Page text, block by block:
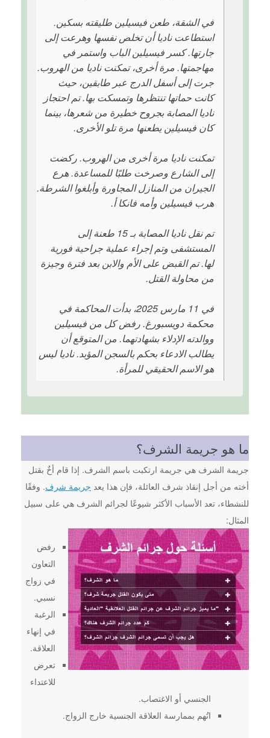
في الشقة، طعن فيسيلين طليقته بسكين.
استطاعت ناديا أن تخلص نفسها وهرعت إلى
جارتها. كسر فيسيلين الباب واستمر في
مهاجمتها. مرة أخرى، تمكنت ناديا من الهروب.
جرت إلى أسفل الدرج عبر طابقين، حيث
كانت حماتها تنتظرها وتمسكت بها. تم احتجاز
ناديا المصابة بجروح خطيرة من شعرها، بينما
كان فيسيلين يطعنها مرة تلو الأخرى.
تمكنت ناديا مرة أخرى من الهروب. ركضت
إلى الشارع وصرخت طلبًا للمساعدة. هرع
الجيران من المنازل المجاورة وأبلغوا الشرطة.
هرب فيسيلين وأمه فانكا أ.
تم نقل ناديا المصابة بـ 15 طعنة إلى
المستشفى وتم إجراء عملية جراحية فورية
لها. تم القبض على الأم والابن بعد فترة وجيزة
من محاولة القتل.
في 11 مارس 2025، بدأت المحاكمة في
محكمة دويسبورغ. رفض كل من فيسيلين
ووالدته الإدلاء بشهادتهما. من المتوقع أن
يطالب الادعاء بحكم بالسجن المؤبد. ناديا ليس
هو الاسم الحقيقي للمرأة.
ما هو جريمة الشرف؟
جريمة الشرف هي جريمة ارتكبت باسم الشرف. إذا قام أخٌ بقتل
أخته من أجل إنقاذ شرف العائلة، فإن هذا يعد جريمة شرف. وفقًا
للنشطاء، تعد الأسباب الأكثر شيوعًا لجرائم الشرف هي على سبيل
المثال:
رفض
التعاون
في زواج
نسبي.
الرغبة
في إنهاء
العلاقة.
تعرض
للاعتداء
الجنسي أو الاغتصاب.
اتُهم بممارسة العلاقة الجنسية خارج الزواج.